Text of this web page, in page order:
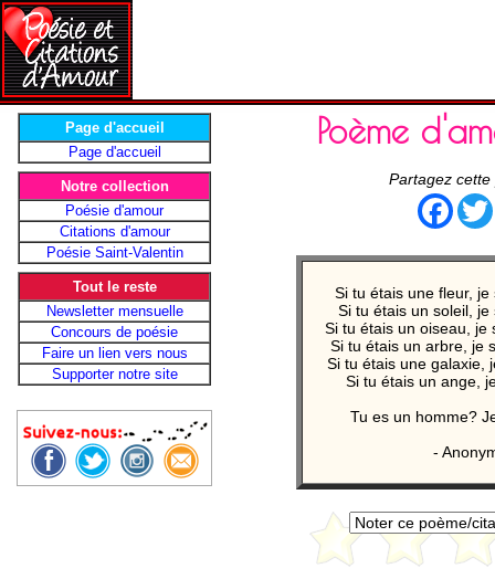
Page d'accueil
Page d'accueil
Notre collection
Poésie d'amour
Citations d'amour
Poésie Saint-Valentin
Tout le reste
Newsletter mensuelle
Concours de poésie
Faire un lien vers nous
Supporter notre site
Poème
Partagez
Si tu étais une fleur,
Si tu étais un soleil,
Si tu étais un oiseau, je
Si tu étais un arbre, je
Si tu étais une galaxie,
Si tu étais un ange,
Tu es un homme?
-